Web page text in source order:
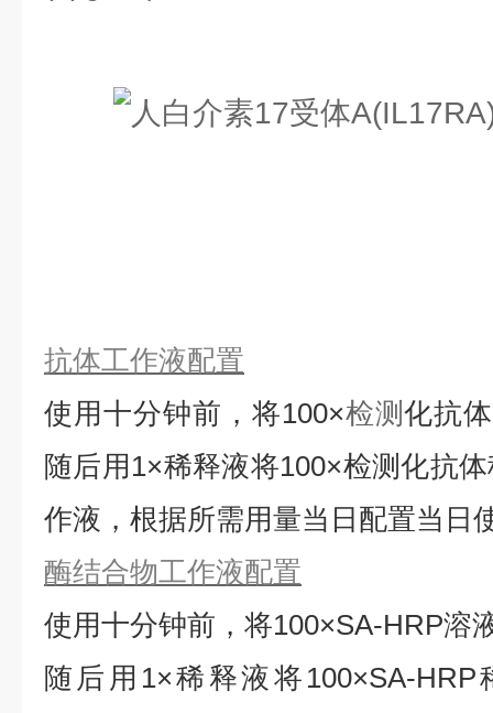
抗体工作液配置
使用十分钟前，将100×检测化抗
随后用1×稀释液将100×检测化抗
作液，根据所需用量当日配置当日
酶结合物工作液配置
使用十分钟前，将100×SA-HRP溶
随后用1×稀释液将100×SA-HRP